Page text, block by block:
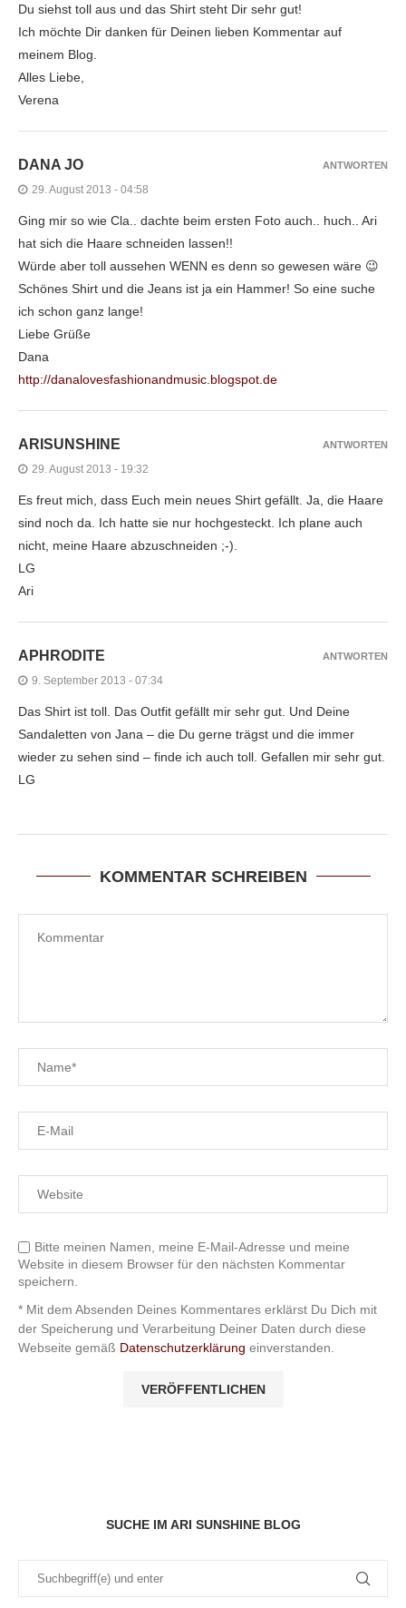
Du siehst toll aus und das Shirt steht Dir sehr gut!
Ich möchte Dir danken für Deinen lieben Kommentar auf
meinem Blog.
Alles Liebe,
Verena
DANA JO
29. August 2013 - 04:58
Ging mir so wie Cla.. dachte beim ersten Foto auch.. huch.. Ari
hat sich die Haare schneiden lassen!!
Würde aber toll aussehen WENN es denn so gewesen wäre 😉
Schönes Shirt und die Jeans ist ja ein Hammer! So eine suche
ich schon ganz lange!
Liebe Grüße
Dana
http://danalovesfashionandmusic.blogspot.de
ANTWORTEN
ARISUNSHINE
29. August 2013 - 19:32
Es freut mich, dass Euch mein neues Shirt gefällt. Ja, die Haare
sind noch da. Ich hatte sie nur hochgesteckt. Ich plane auch
nicht, meine Haare abzuschneiden ;-).
LG
Ari
ANTWORTEN
APHRODITE
9. September 2013 - 07:34
Das Shirt ist toll. Das Outfit gefällt mir sehr gut. Und Deine
Sandaletten von Jana – die Du gerne trägst und die immer
wieder zu sehen sind – finde ich auch toll. Gefallen mir sehr gut.
LG
ANTWORTEN
KOMMENTAR SCHREIBEN
Bitte meinen Namen, meine E-Mail-Adresse und meine
Website in diesem Browser für den nächsten Kommentar
speichern.
* Mit dem Absenden Deines Kommentares erklärst Du Dich mit
der Speicherung und Verarbeitung Deiner Daten durch diese
Webseite gemäß Datenschutzerklärung einverstanden.
SUCHE IM ARI SUNSHINE BLOG